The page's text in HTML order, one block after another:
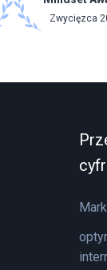
Zwycięzca